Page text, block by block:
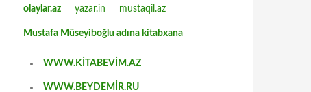
olaylar.az yazar.in mustaqil.az
Mustafa Müseyiboğlu adına kitabxana
WWW.KİTABEVİM.AZ
WWW.BEYDEMİR.RU